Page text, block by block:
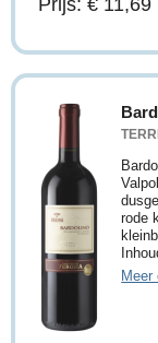
rode
Meer